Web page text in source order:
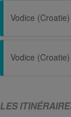
Vodice (Croatie)
Vodice (Croatie)
LES